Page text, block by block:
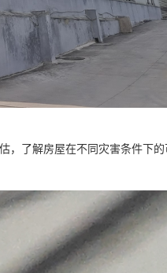
，了解房屋在不同灾害条件下的